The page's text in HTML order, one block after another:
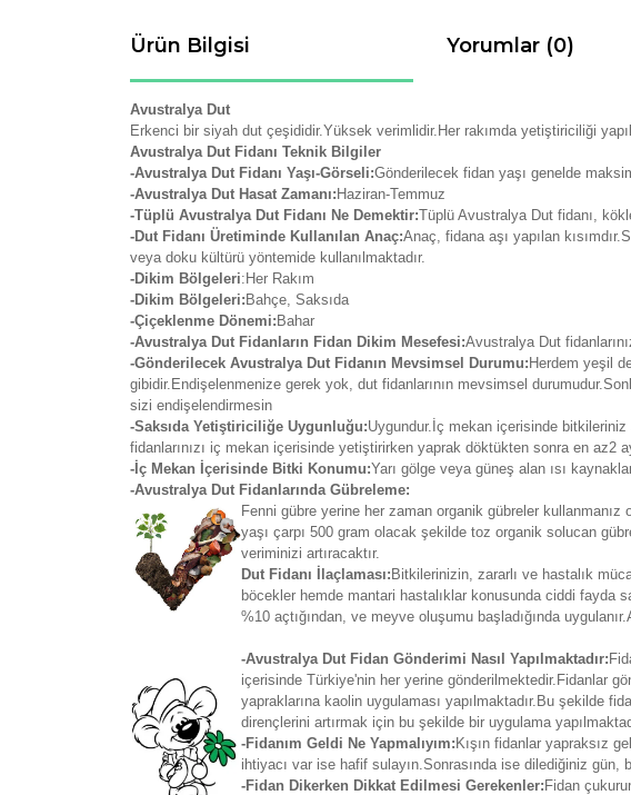
Ürün Bilgisi Yorumlar (0)
Avustralya Dut
Erkenci bir siyah dut çeşididir.Yüksek verimlidir.Her rakımda yetiştiriciliği
Avustralya Dut Fidanı Teknik Bilgiler
-Avustralya Dut Fidanı Yaşı-Görseli:Gönderilecek fidan yaşı genelde
-Avustralya Dut Hasat Zamanı: Haziran-Temmuz
-Tüplü Avustralya Dut Fidanı Ne Demektir:Tüplü Avustralya Dut fidanı,
-Dut Fidanı Üretiminde Kullanılan Anaç:Anaç, fidana aşı yapılan
veya doku kültürü yöntemide kullanılmaktadır.
-Dikim Bölgeleri:Her Rakım
-Dikim Bölgeleri: Bahçe, Saksıda
-Çiçeklenme Dönemi: Bahar
-Avustralya Dut Fidanların Fidan Dikim Mesefesi:Avustralya Dut
-Gönderilecek Avustralya Dut Fidanın Mevsimsel Durumu: Herdem yeşil
gibidir.Endişelenmenize gerek yok, dut fidanlarının mevsimsel
sizi endişelendirmesin
-Saksıda Yetiştiriciliğe Uygunluğu:Uygundur.İç mekan içerisinde
fidanlarınızı iç mekan içerisinde yetiştirirken yaprak döktükten sonra en az2
-İç Mekan İçerisinde Bitki Konumu:Yarı gölge veya güneş alan ısı
-Avustralya Dut Fidanlarında Gübreleme:
Fenni gübre yerine her zaman organik gübreler
yaşı çarpı 500 gram olacak şekilde toz organik solucan
veriminizi artıracaktır.
Dut Fidanı İlaçlaması: Bitkilerinizin, zararlı ve hastalık
böcekler hemde mantari hastalıklar konusunda ciddi fayda
%10 açtığından, ve meyve oluşumu başladığında
-Avustralya Dut Fidan Gönderimi Nasıl Yapılmaktadır:
içerisinde Türkiye'nin her yerine gönderilmektedir.Fidanlar
yapraklarına kaolin uygulaması yapılmaktadır.Bu şekilde
dirençlerini artırmak için bu şekilde bir uygulama
-Fidanım Geldi Ne Yapmalıyım: Kışın fidanlar yapraksız
ihtiyacı var ise hafif sulayın.Sonrasında ise dilediğiniz
-Fidan Dikerken Dikkat Edilmesi Gerekenler: Fidan